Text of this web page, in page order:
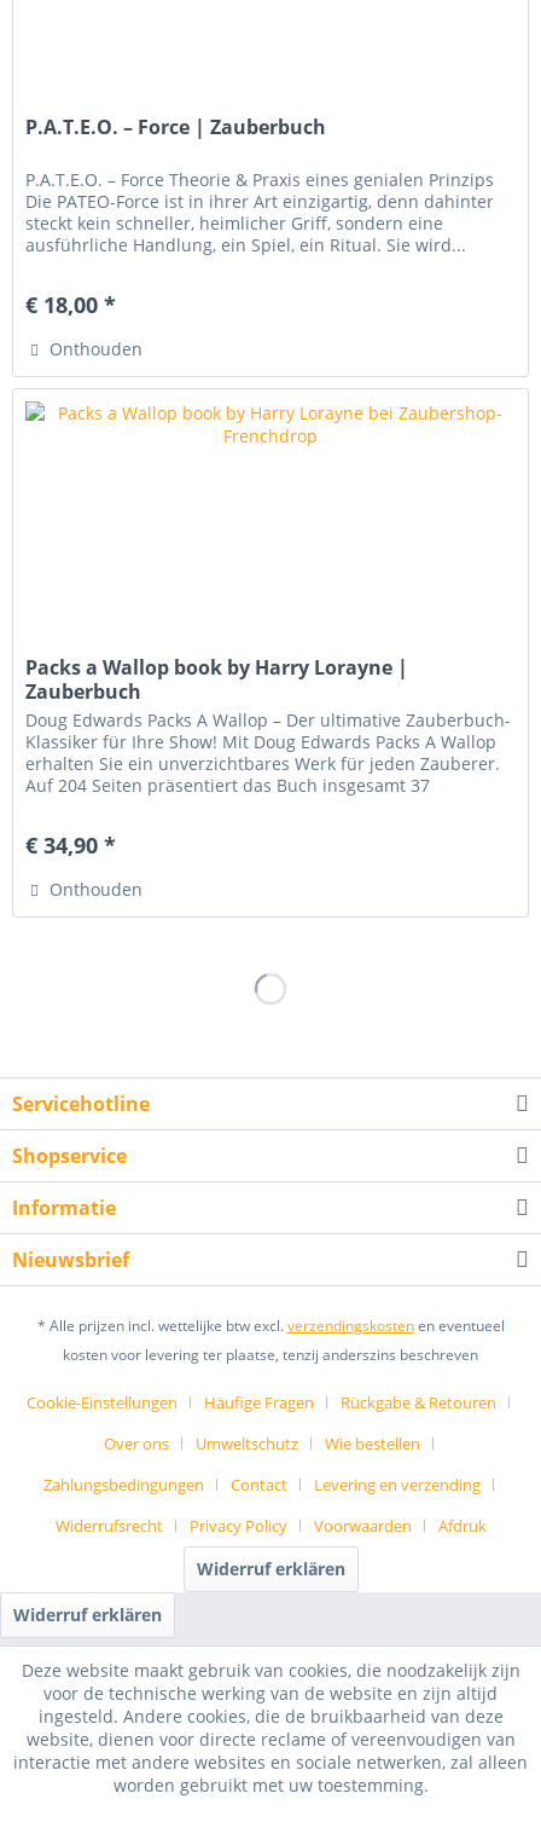
P.A.T.E.O. – Force | Zauberbuch
P.A.T.E.O. – Force Theorie & Praxis eines genialen Prinzips
Die PATEO-Force ist in ihrer Art einzigartig, denn dahinter
steckt kein schneller, heimlicher Griff, sondern eine
ausführliche Handlung, ein Spiel, ein Ritual. Sie wird...
€ 18,00 *
Onthouden
Packs a Wallop book by Harry Lorayne |
Zauberbuch
Doug Edwards Packs A Wallop – Der ultimative Zauberbuch-
Klassiker für Ihre Show! Mit Doug Edwards Packs A Wallop
erhalten Sie ein unverzichtbares Werk für jeden Zauberer.
Auf 204 Seiten präsentiert das Buch insgesamt 37
€ 34,90 *
Onthouden
Servicehotline
Shopservice
Informatie
Nieuwsbrief
* Alle prijzen incl. wettelijke btw excl.verzendingskostenen eventueel
kosten voor levering ter plaatse, tenzij anderszins beschreven
Cookie-Einstellungen Häufige Fragen
Rückgabe & Retouren
Over ons
Umweltschutz
Wie bestellen
Zahlungsbedingungen
Contact
Levering en verzending
Widerrufsrecht
Privacy Policy Voorwaarden Afdruk
Widerruf erklären
Deze website maakt gebruik van cookies, die noodzakelijk zijn
voor de technische werking van de website en zijn altijd
ingesteld. Andere cookies, die de bruikbaarheid van deze
website, dienen voor directe reclame of vereenvoudigen van
interactie met andere websites en sociale netwerken, zal alleen
worden gebruikt met uw toestemming.
Widerruf erklären